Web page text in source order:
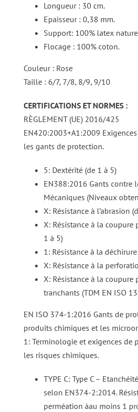
Longueur : 30 cm.
Epaisseur : 0,38 mm.
Support: 100% latex
Flocage : 100% coton.
Couleur : Rose
Taille : 6/7, 7/8, 8/9, 9/10
CERTIFICATIONS ET NORMES :
RÈGLEMENT (UE) 2016/425
EN420:2003+A1:2009
les gants de protection.
5: Dextérité (de 1 à 5)
EN388:2016 Gants contre
Mécaniques (Niveaux
X: Résistance à l’abrasion
X: Résistance à la coupure
1 à 5)
1: Résistance à la
X: Résistance à la
X: Résistance à la coupure
tranchants (TDM EN ISO
EN ISO 374-1:2016 Gants de
produits chimiques et les
1: Terminologie et exigences de
les risques chimiques.
TYPE C: Type C –
selon EN374-2:2014.
perméation àau moins 1